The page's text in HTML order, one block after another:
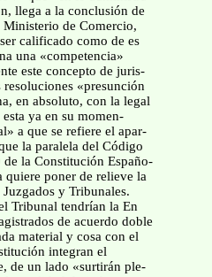
llega a la conclusión de
de Comercio,
calificado como de es
una «competencia»
este concepto de juris-
«presunción
en absoluto, con la legal
ya en su momen-
a que se refiere el apar-
la paralela del Código
la Constitución Españo-
poner de relieve la
y Tribunales.
Tribunal tendrían la En
de acuerdo doble
material y cosa con el
integran el
de un lado «surtirán ple-